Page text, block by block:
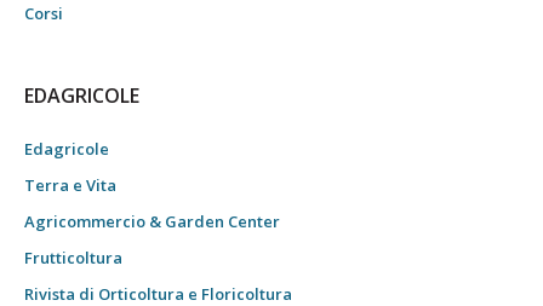
Corsi
EDAGRICOLE
Edagricole
Terra e Vita
Agricommercio & Garden Center
Frutticoltura
Rivista di Orticoltura e Floricoltura